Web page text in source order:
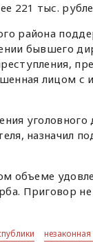
221 тыс.
района
бывшего
лицом с
назначил
объеме
Приговор